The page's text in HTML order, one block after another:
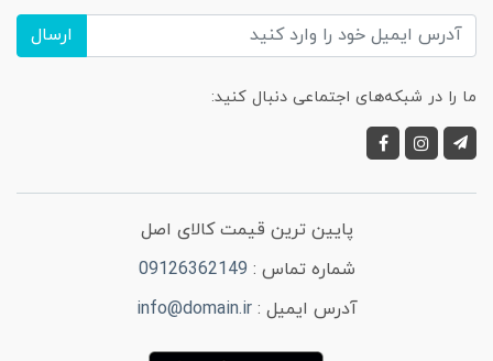
ارسال
ما را در شبکه‌های اجتماعی دنبال کنید:
پایین ترین قیمت کالای اصل
شماره تماس : 09126362149
آدرس ایمیل :info@domain.ir